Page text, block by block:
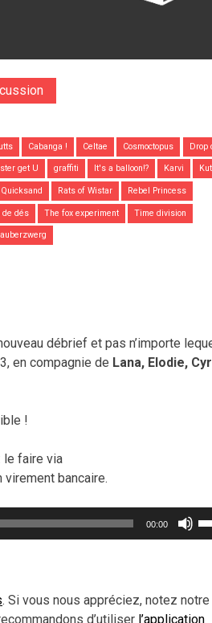
Cabanga ! Celtae Cosmoctopus Drop
get U graffiti It's a balloon!? Karvi
Quicksand Rats of Wistar Rebel Princess
dés The fox experiment Time division
débrief et pas n’importe
en compagnie de Lana, Elodie,
!
le faire via
virement bancaire.
00:00
. Si vous nous appréciez, notez notre
d’utiliser l’application